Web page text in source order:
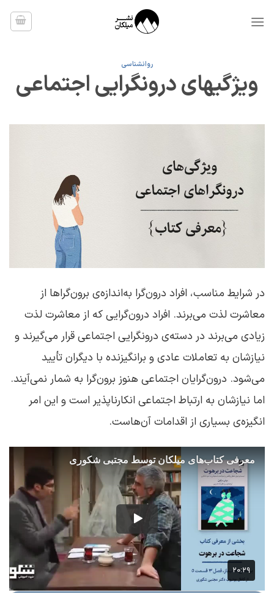
روانشناسی
ویژگیهای درونگرایی اجتماعی
در شرایط مناسب، افراد درون‌گرا به‌اندازه‌ی برون‌گراها از
معاشرت لذت می‌برند. افراد درون‌گرایی که از معاشرت لذت
زیادی می‌برند در دسته‌ی درونگرایی اجتماعی قرار می‌گیرند و
نیازشان به تعاملات عادی و برانگیزنده با دیگران تأیید
می‌شود. درون‌گرایان اجتماعی هنوز برون‌گرا به شمار نمی‌آیند.
اما نیازشان به ارتباط اجتماعی انکارناپذیر است و این امر
انگیزه‌ی بسیاری از اقدامات آن‌هاست.